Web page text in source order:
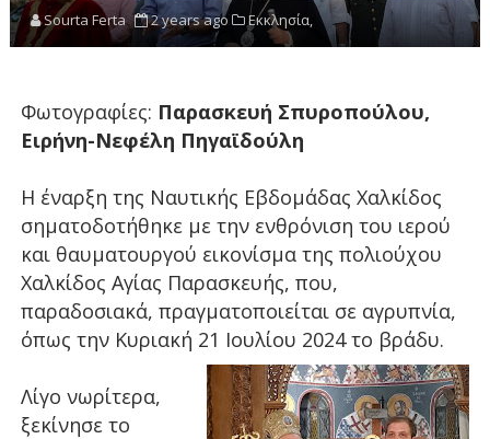
Sourta Ferta 2 years ago Εκκλησία,
Φωτογραφίες: Παρασκευή Σπυροπούλου,
Ειρήνη-Νεφέλη Πηγαϊδούλη
Η έναρξη της Ναυτικής Εβδομάδας Χαλκίδος
σηματοδοτήθηκε με την ενθρόνιση του ιερού
και θαυματουργού εικονίσμα της πολιούχου
Χαλκίδος Αγίας Παρασκευής, που,
παραδοσιακά, πραγματοποιείται σε αγρυπνία,
όπως την Κυριακή 21 Ιουλίου 2024 το βράδυ.
Λίγο νωρίτερα,
ξεκίνησε το